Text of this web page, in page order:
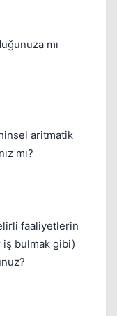
mı
aritmatik
mı?
faaliyetlerin
iş bulmak gibi)